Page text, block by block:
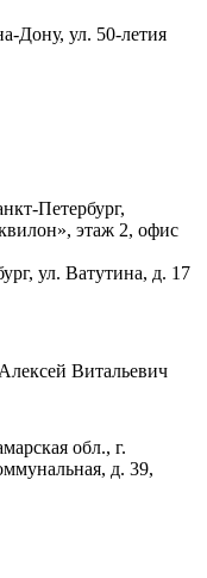
Дону, ул. 50-летия
Петербург,
этаж 2, офис
ул. Ватутина, д. 17
Витальевич
обл., г.
д. 39,